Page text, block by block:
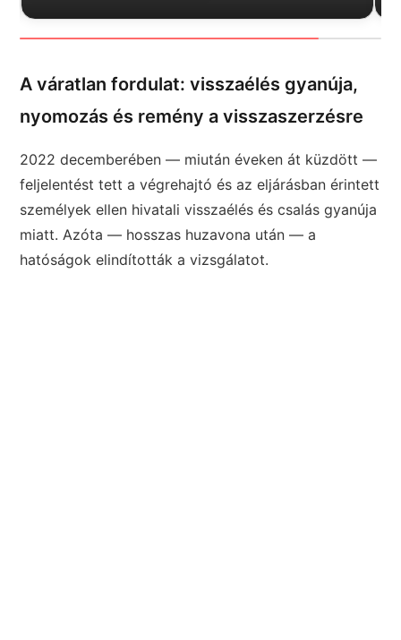
A váratlan fordulat: visszaélés gyanúja,
nyomozás és remény a visszaszerzésre
2022 decemberében — miután éveken át küzdött —
feljelentést tett a végrehajtó és az eljárásban érintett
személyek ellen hivatali visszaélés és csalás gyanúja
miatt. Azóta — hosszas huzavona után — a
hatóságok elindították a vizsgálatot.